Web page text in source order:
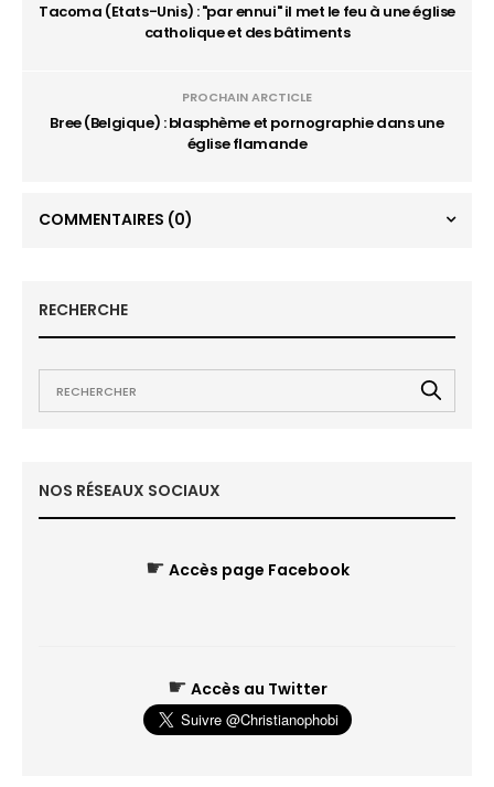
Tacoma (Etats-Unis) : "par ennui" il met le feu à une église
catholique et des bâtiments
PROCHAIN ARCTICLE
Bree (Belgique) : blasphème et pornographie dans une
église flamande
COMMENTAIRES (0)
RECHERCHE
NOS RÉSEAUX SOCIAUX
☛ Accès page Facebook
☛ Accès au Twitter